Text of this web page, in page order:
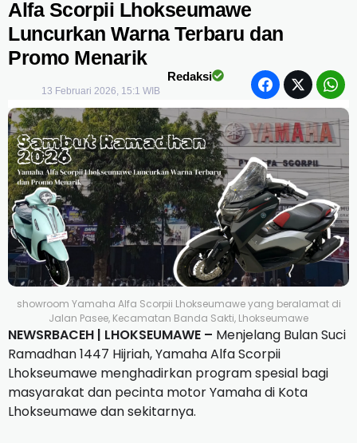
Alfa Scorpii Lhokseumawe
Luncurkan Warna Terbaru dan
Promo Menarik
Redaksi
13 Februari 2026, 15:1 WIB
showroom Yamaha Alfa Scorpii Lhokseumawe yang beralamat di
Jalan Pasee, Kecamatan Banda Sakti, Lhokseumawe
NEWSRBACEH | LHOKSEUMAWE – Menjelang Bulan Suci
Ramadhan 1447 Hijriah, Yamaha Alfa Scorpii
Lhokseumawe menghadirkan program spesial bagi
masyarakat dan pecinta motor Yamaha di Kota
Lhokseumawe dan sekitarnya.